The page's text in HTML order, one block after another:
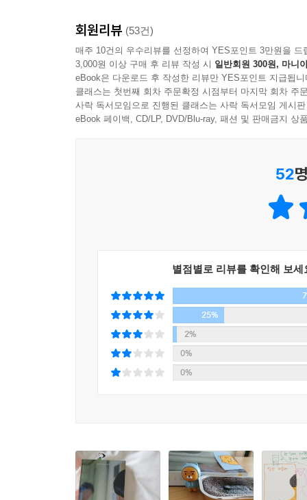
- 양다솔 (작가)
하지만 슬아를 몹시 사랑함에도 나는 그 짓을 말
아침 청소기를 돌리고 또 물구나무를 설 줄 아는
쓴 글은 세상에 이로울 것 같기 때문이다. 그리고
- 김선아 (돌핀킴)
회원리뷰 (53건)
매주 10건의 우수리뷰를 선정하여 YES포인트 3만원을 드
3,000원 이상 구매 후 리뷰 작성 시 일반회원 300원, 마니
eBook은 다운로드 후 작성한 리뷰만 YES포인트 지급됩니
클래스는 첫번째 회차 주문확정 시점부터 마지막 회차 주
사락 독서모임으로 진행된 클래스는 사락 독서모임 게시
eBook 페이백, CD/LP, DVD/Blu-ray, 패션 및 판매금지 상
52
별점별로 리뷰를 확인해 보세
25%
2%
0%
0%